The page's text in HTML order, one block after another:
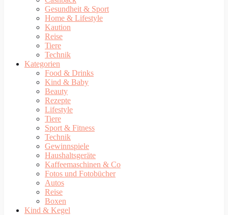
Gesundheit & Sport
Home & Lifestyle
Kaution
Reise
Tiere
Technik
Kategorien
Food & Drinks
Kind & Baby
Beauty
Rezepte
Lifestyle
Tiere
Sport & Fitness
Technik
Gewinnspiele
Haushaltsgeräte
Kaffeemaschinen & Co
Fotos und Fotobücher
Autos
Reise
Boxen
Kind & Kegel